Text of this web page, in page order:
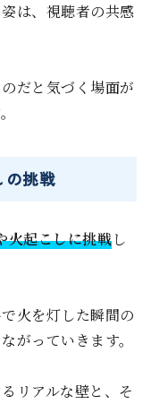
は、視聴者の共感
だと気づく場面が
の挑戦
火起こしに挑戦し
火を灯した瞬間の
がっていきます。
リアルな壁と、そ